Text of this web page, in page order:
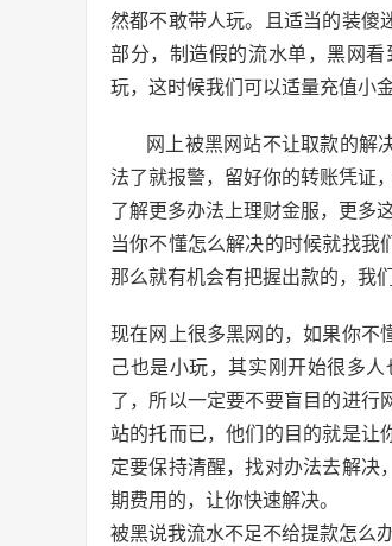
然都不敢带人玩。且适当的装傻
部分，制造假的流水单，黑网
玩，这时候我们可以适量充值小
网上被黑网站不让取款的解
法了就报警，留好你的转账凭证
了解更多办法上理财金服，更多
当你不懂怎么解决的时候就找我
那么就有机会有把握出款的，我
现在网上很多黑网的，如果你不
己也是小玩，其实刚开始很多
了，所以一定要不要盲目的进行
站的托而已，他们的目的就是让
定要保持清醒，找对办法去解决
期费用的，让你快速解决。
被黑说我流水不足不给提款怎么办